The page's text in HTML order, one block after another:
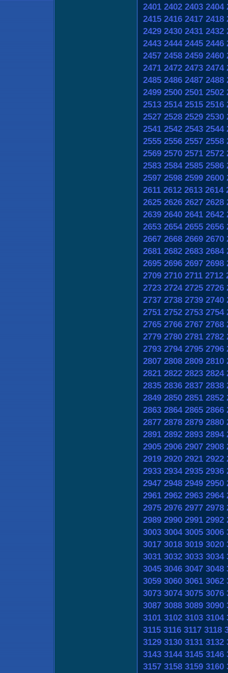
2401 2402 2403 2404
2415 2416 2417 2418
2429 2430 2431 2432
2443 2444 2445 2446
2457 2458 2459 2460
2471 2472 2473 2474
2485 2486 2487 2488
2499 2500 2501 2502
2513 2514 2515 2516
2527 2528 2529 2530
2541 2542 2543 2544
2555 2556 2557 2558
2569 2570 2571 2572
2583 2584 2585 2586
2597 2598 2599 2600
2611 2612 2613 2614
2625 2626 2627 2628
2639 2640 2641 2642
2653 2654 2655 2656
2667 2668 2669 2670
2681 2682 2683 2684
2695 2696 2697 2698
2709 2710 2711 2712
2723 2724 2725 2726
2737 2738 2739 2740
2751 2752 2753 2754
2765 2766 2767 2768
2779 2780 2781 2782
2793 2794 2795 2796
2807 2808 2809 2810
2821 2822 2823 2824
2835 2836 2837 2838
2849 2850 2851 2852
2863 2864 2865 2866
2877 2878 2879 2880
2891 2892 2893 2894
2905 2906 2907 2908
2919 2920 2921 2922
2933 2934 2935 2936
2947 2948 2949 2950
2961 2962 2963 2964
2975 2976 2977 2978
2989 2990 2991 2992
3003 3004 3005 3006
3017 3018 3019 3020
3031 3032 3033 3034
3045 3046 3047 3048
3059 3060 3061 3062
3073 3074 3075 3076
3087 3088 3089 3090
3101 3102 3103 3104
3115 3116 3117 3118
3129 3130 3131 3132
3143 3144 3145 3146
3157 3158 3159 3160